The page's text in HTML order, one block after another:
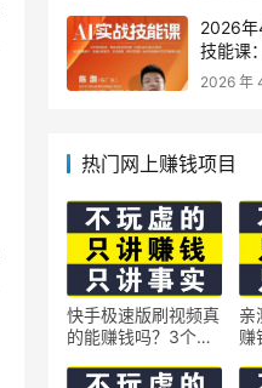
2026年
技能课
构、智
2026 年
热门网上赚钱项目
快手极速版刷视频真
的能赚钱吗？3个隐
亲
赚